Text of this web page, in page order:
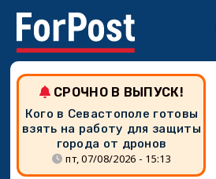
СРОЧНО В ВЫПУСК!
Кого в Севастополе готовы
взять на работу для защиты
города от дронов
пт, 07/08/2026 - 15:13